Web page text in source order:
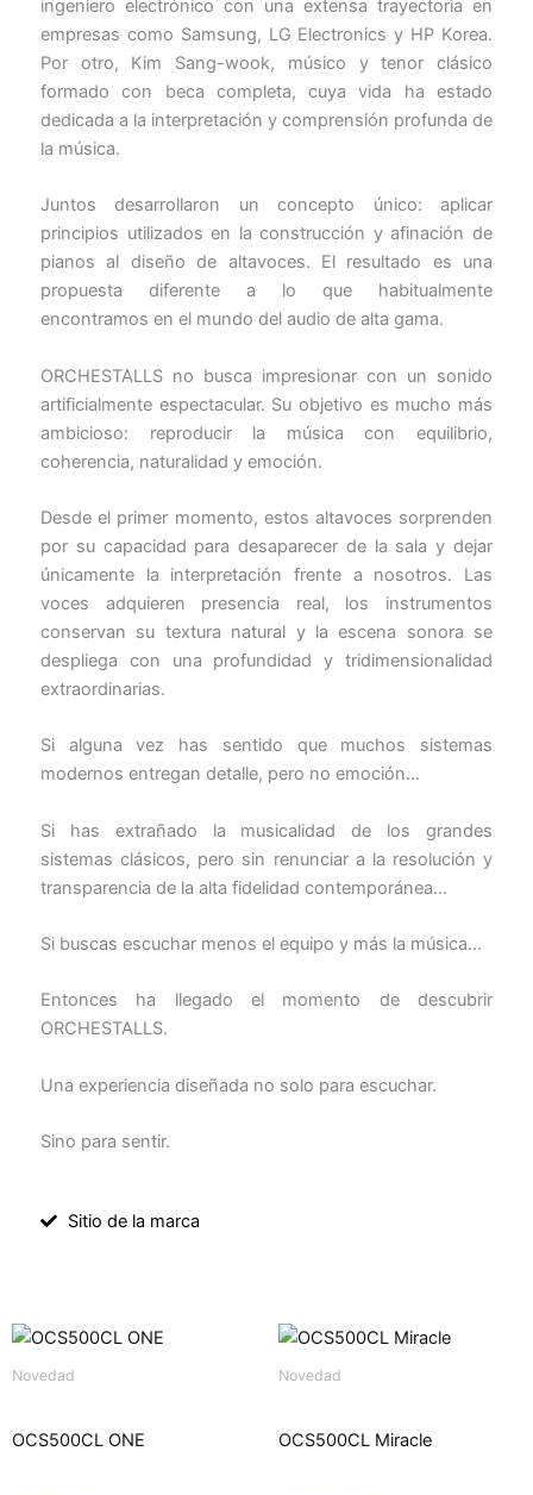
ingeniero electrónico con una extensa trayectoria en
empresas como Samsung, LG Electronics y HP Korea.
Por otro, Kim Sang-wook, músico y tenor clásico
formado con beca completa, cuya vida ha estado
dedicada a la interpretación y comprensión profunda de
la música.
Juntos desarrollaron un concepto único: aplicar
principios utilizados en la construcción y afinación de
pianos al diseño de altavoces. El resultado es una
propuesta diferente a lo que habitualmente
encontramos en el mundo del audio de alta gama.
ORCHESTALLS no busca impresionar con un sonido
artificialmente espectacular. Su objetivo es mucho más
ambicioso: reproducir la música con equilibrio,
coherencia, naturalidad y emoción.
Desde el primer momento, estos altavoces sorprenden
por su capacidad para desaparecer de la sala y dejar
únicamente la interpretación frente a nosotros. Las
voces adquieren presencia real, los instrumentos
conservan su textura natural y la escena sonora se
despliega con una profundidad y tridimensionalidad
extraordinarias.
Si alguna vez has sentido que muchos sistemas
modernos entregan detalle, pero no emoción…
Si has extrañado la musicalidad de los grandes
sistemas clásicos, pero sin renunciar a la resolución y
transparencia de la alta fidelidad contemporánea…
Si buscas escuchar menos el equipo y más la música…
Entonces ha llegado el momento de descubrir
ORCHESTALLS.
Una experiencia diseñada no solo para escuchar.
Sino para sentir.
Sitio de la marca
Novedad
OCS500CL ONE
Novedad
OCS500CL Miracle